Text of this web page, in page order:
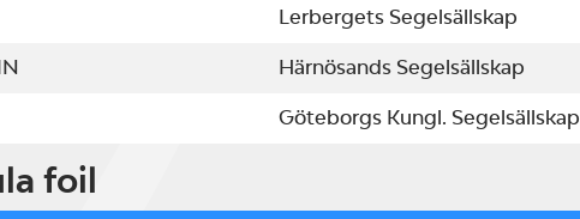
Lerbergets Segelsällskap
Härnösands Segelsällskap
Göteborgs Kungl. Segelsällskap
foil